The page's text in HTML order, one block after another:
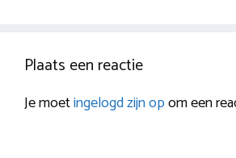
Plaats een reactie
Je moetingelogd zijn opom een